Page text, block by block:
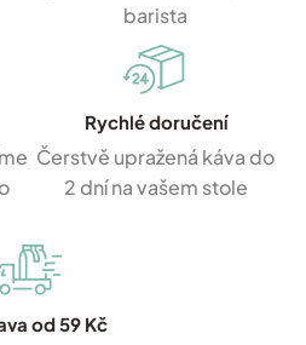
barista
Rychlé doručení
Čerstvě upražená káva do
2 dní na vašem stole
od 59 Kč